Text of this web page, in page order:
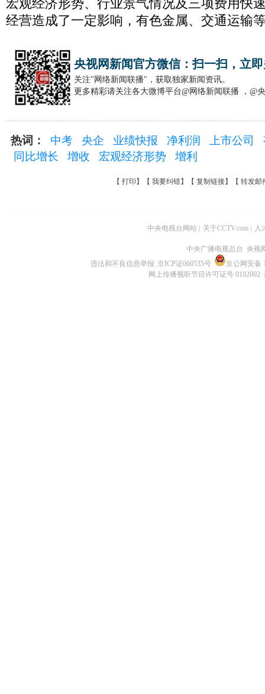
宏观经济形势、行业景气情况及三项费用快
经营造成了一定影响，有色金属、交通运输
央视网新闻官方微信：扫一扫，立
关注"网络新闻联播"，获取独家新闻资讯。
更多精彩请关注各大微博平台@网络新闻联播 ，@
热词： 中考 央企 业绩快报 净利润 上市公司
同比增长
增收 宏观经济形势 增利
【 打印 】【 我要纠错】【 复制链接】【 转发邮
中央电视台网站 关于CCTV.com 人
中央广播电视总台 央视
违法和不良信息举报 京ICP证060535号
京公网安备
网上传播视听节目许可证号 0102002